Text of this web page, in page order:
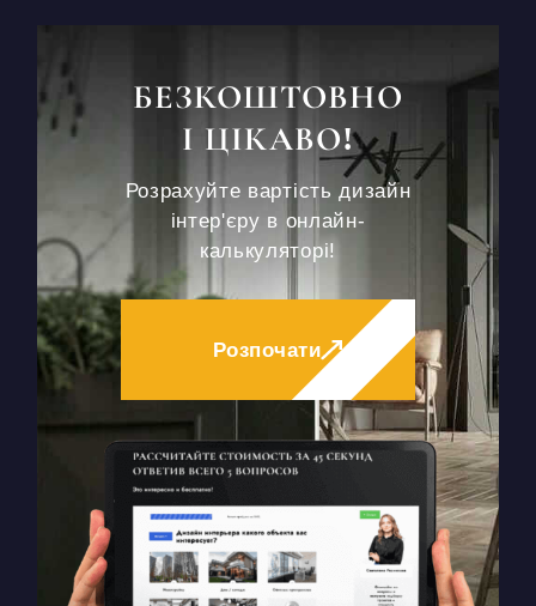
БЕЗКОШТОВНО
І ЦІКАВО!
Розрахуйте вартість дизайн
інтер'єру в онлайн-
калькуляторі!
Розпочати